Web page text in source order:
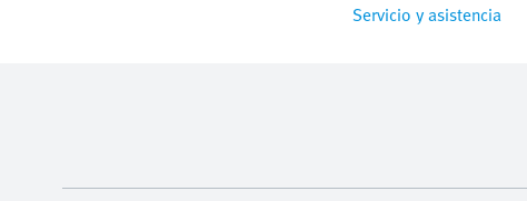
Servicio y asistencia